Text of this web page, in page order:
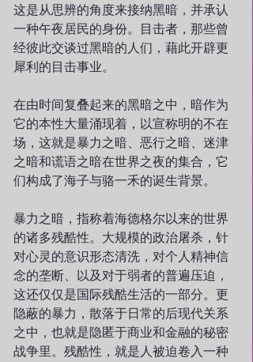
这是从思辨的角度来接纳黑暗，并承认
一种午夜居民的身份。目击者，那些曾
经彼此交谈过黑暗的人们，藉此开辟更
犀利的目击事业。
在由时间复叠起来的黑暗之中，暗作为
它的本性大量涌现着，以宣称明的不在
场，这就是暴力之暗、恶行之暗、迷津
之暗和谎语之暗在世界之夜的集合，它
们构成了海子与骆一禾的诞生背景。
暴力之暗，指称着海德格尔以来的世界
的诸多残酷性。大规模的政治屠杀，针
对心灵的意识形态清洗，对个人精神信
念的垄断、以及对于弱者的普遍压迫，
这还仅仅是国际残酷生活的一部分。更
隐蔽的暴力，散落于日常的后现代关系
之中，也就是隐匿于商业和金融的秘密
战争里。残酷性，就是人被迫卷入一种